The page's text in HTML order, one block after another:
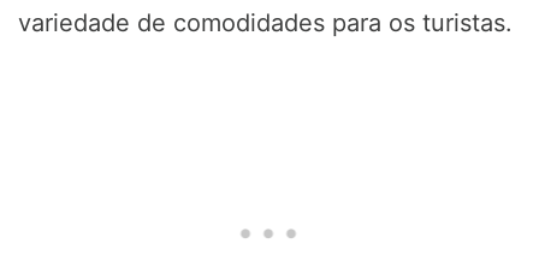
variedade de comodidades para os turistas.